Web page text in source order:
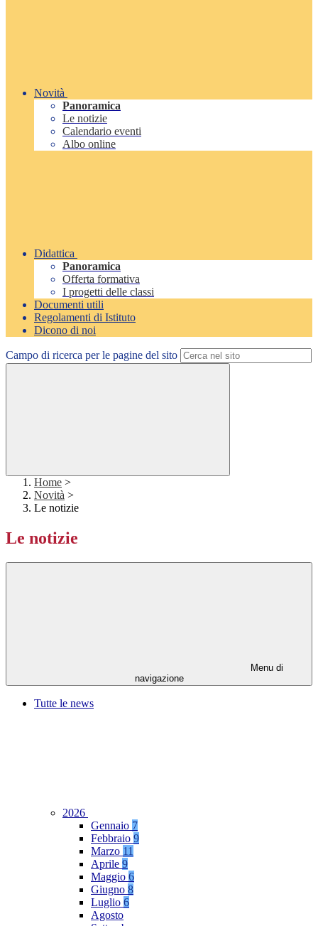
Novità
Panoramica
Le notizie
Calendario eventi
Albo online
Didattica
Panoramica
Offerta formativa
I progetti delle classi
Documenti utili
Regolamenti di Istituto
Dicono di noi
Campo di ricerca per le pagine del sito
Home >
Novità >
Le notizie
Le notizie
Menu di
navigazione
Tutte le news
2026
Gennaio 7
Febbraio 9
Marzo 11
Aprile 9
Maggio 6
Giugno 8
Luglio 6
Agosto